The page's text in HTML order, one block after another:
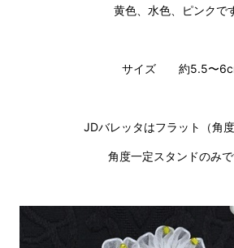
黄色、水色、ピンクで
サイズ 約5.5〜
JDバレッタはフラット（角
角度一定スタンドのみで